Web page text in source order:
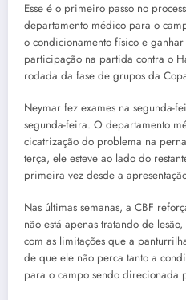
Esse é o primeiro passo no
departamento médico para o
o condicionamento físico e
participação na partida contra o
rodada da fase de grupos da
Neymar fez exames na segunda-
segunda-feira. O departamento
cicatrização do problema na
terça, ele esteve ao lado do
primeira vez desde a
Nas últimas semanas, a CBF
não está apenas tratando de
com as limitações que a
de que ele não perca tanto a
para o campo sendo direcionada